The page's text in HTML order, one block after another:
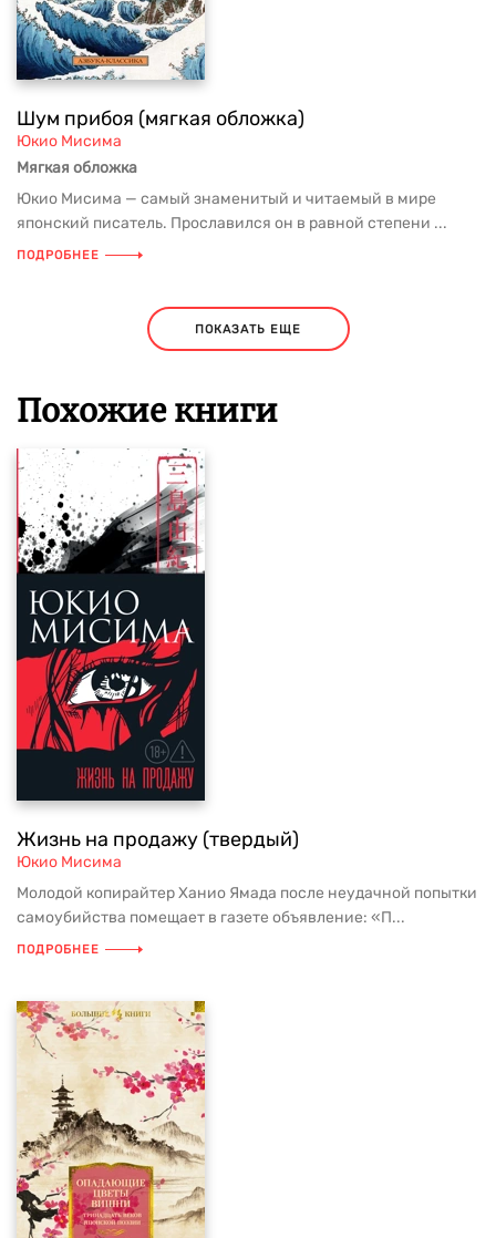
Шум прибоя (мягкая обложка)
Юкио Мисима
Мягкая обложка
Юкио Мисима — самый знаменитый и читаемый в мире
японский писатель. Прославился он в равной степени ...
ПОДРОБНЕЕ
ПОКАЗАТЬ ЕЩЕ
Похожие книги
Жизнь на продажу (твердый)
Юкио Мисима
Молодой копирайтер Ханио Ямада после неудачной попытки
самоубийства помещает в газете объявление: «П...
ПОДРОБНЕЕ